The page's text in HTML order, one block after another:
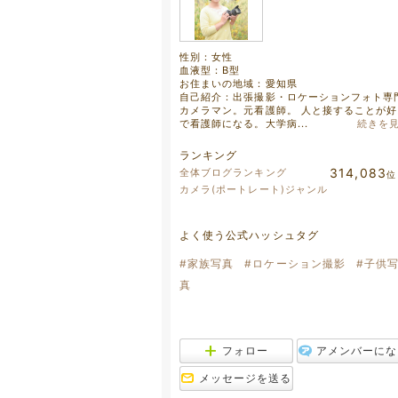
性別：女性
血液型： B型
お住まいの地域： 愛知県
自己紹介：出張撮影・ロケーションフォト専
カメラマン。元看護師。 人と接することが好
で看護師になる。大学病...
続きを
ランキング
全体ブログランキング 314,083位
カメラ(ポートレート)ジャンル
よく使う公式ハッシュタグ
#家族写真 #ロケーション撮影
#子供写
真
フォロー アメンバーにな
メッセージを送る